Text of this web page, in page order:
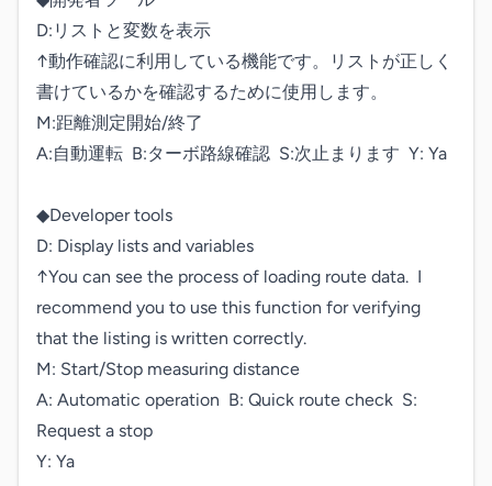
D:リストと変数を表示
↑動作確認に利用している機能です。リストが正しく
書けているかを確認するために使用します。
M:距離測定開始/終了
A:自動運転  B:ターボ路線確認  S:次止まります  Y: Ya
◆Developer tools
D: Display lists and variables
↑You can see the process of loading route data.  I
recommend you to use this function for verifying
that the listing is written correctly.
M: Start/Stop measuring distance
A: Automatic operation  B: Quick route check  S:
Request a stop
Y: Ya